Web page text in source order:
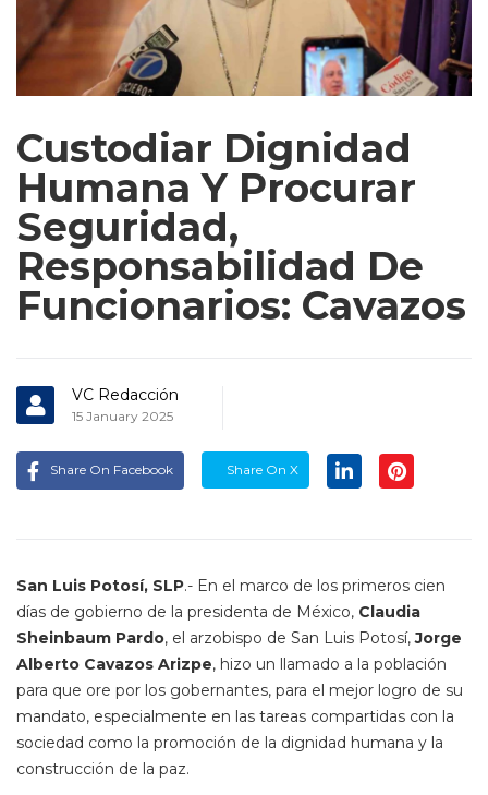
Custodiar Dignidad
Humana Y Procurar
Seguridad,
Responsabilidad De
Funcionarios: Cavazos
VC Redacción
15 January 2025
Share On Facebook Share On X
San Luis Potosí, SLP.- En el marco de los primeros cien
días de gobierno de la presidenta de México, Claudia
Sheinbaum Pardo, el arzobispo de San Luis Potosí,Jorge
Alberto Cavazos Arizpe, hizo un llamado a la población
para que ore por los gobernantes, para el mejor logro de su
mandato, especialmente en las tareas compartidas con la
sociedad como la promoción de la dignidad humana y la
construcción de la paz.